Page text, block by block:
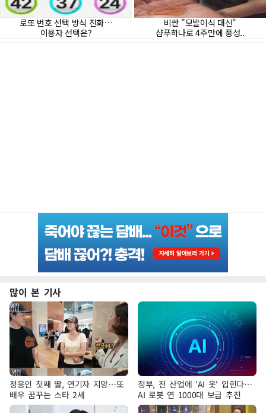
많이 본 기사
정웅인 첫째 딸, 연기자 지망…또
배우 꿈꾸는 스타 2세
정부, 전 산업에 'AI 옷' 입힌다…
AI 로봇 연 1000대 보급 추진